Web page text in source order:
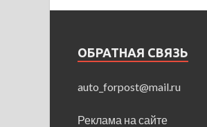
ОБРАТНАЯ СВЯЗЬ
auto_forpost@mail.ru
Реклама на сайте